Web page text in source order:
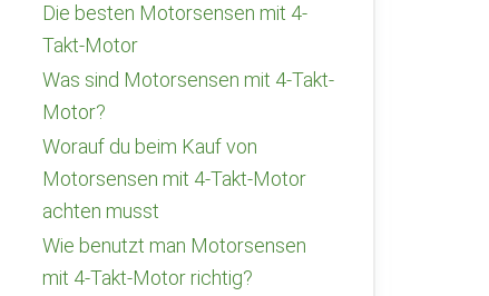
Die besten Motorsensen mit 4-
Takt-Motor
Was sind Motorsensen mit 4-Takt-
Motor?
Worauf du beim Kauf von
Motorsensen mit 4-Takt-Motor
achten musst
Wie benutzt man Motorsensen
mit 4-Takt-Motor richtig?